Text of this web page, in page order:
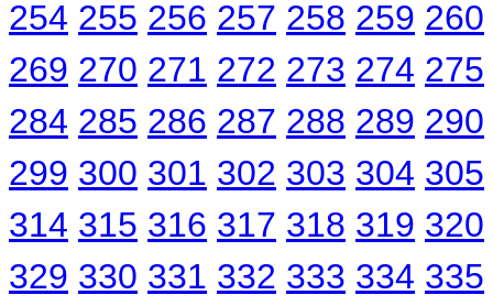
254 255 256 257 258 259 260
269 270 271 272 273 274 275
284 285 286 287 288 289 290
299 300 301 302 303 304 305
314 315 316 317 318 319 320
329 330 331 332 333 334 335